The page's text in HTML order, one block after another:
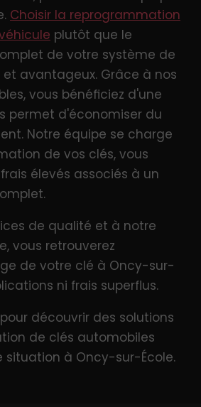
Choisir la reprogrammation
plutôt que le
de votre système de
avantageux. Grâce à nos
vous bénéficiez d'une
permet d'économiser du
Notre équipe se charge
de vos clés, vous
élevés associés à un
de qualité et à notre
vous retrouverez
de votre clé à Oncy-sur-
ni frais superflus.
découvrir des solutions
de clés automobiles
à Oncy-sur-École.